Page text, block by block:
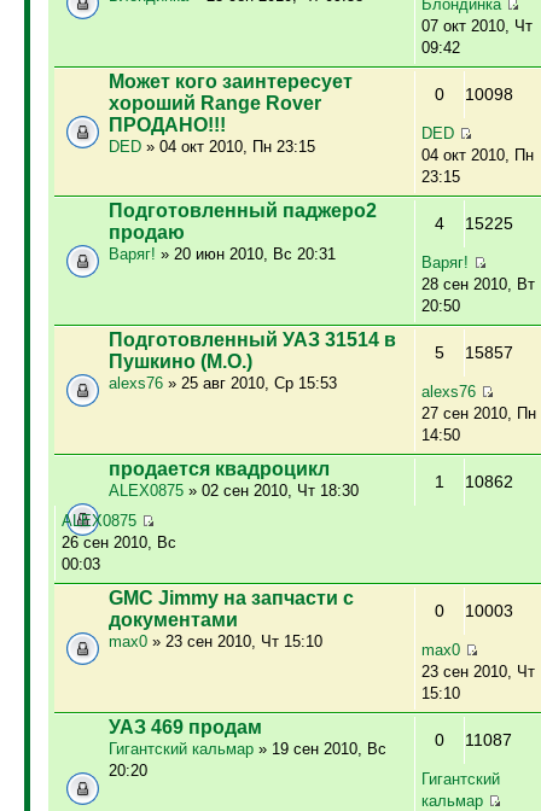
Блондинка
07 окт 2010, Чт
09:42
Может кого заинтересует
хороший Range Rover
ПРОДАНО!!!
DED» 04 окт 2010, Пн 23:15
0 10098
DED
04 окт 2010, Пн
23:15
Подготовленный паджеро2
продаю
Варяг! » 20 июн 2010, Вс 20:31
4 15225
Варяг!
28 сен 2010, Вт
20:50
Подготовленный УАЗ 31514 в
Пушкино (М.О.)
alexs76» 25 авг 2010, Ср 15:53
5 15857
alexs76
27 сен 2010, Пн
14:50
продается квадроцикл
ALEX0875» 02 сен 2010, Чт 18:30 1 10862
ALEX0875
26 сен 2010, Вс
00:03
GMC Jimmy на запчасти с
документами
max0» 23 сен 2010, Чт 15:10
0 10003
max0
23 сен 2010, Чт
15:10
УАЗ 469 продам
Гигантский кальмар» 19 сен 2010, Вс
20:20
0 11087
Гигантский
кальмар